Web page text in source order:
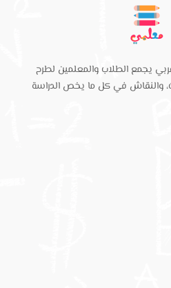
يجمع الطلاب والمعلمين لطرح
والنقاش في كل ما يخص الدراسة